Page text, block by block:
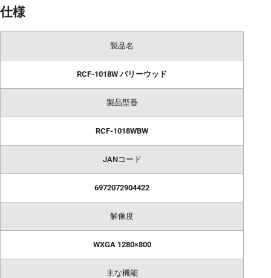
仕様
製品名
RCF-1018W バリーウッド
製品型番
RCF-1018WBW
JANコード
6972072904422
解像度
WXGA 1280×800
主な機能